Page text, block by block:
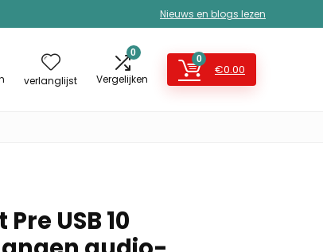
Nieuws en blogs lezen
verlanglijst
0
Vergelijken
0
€0.00
USB 10